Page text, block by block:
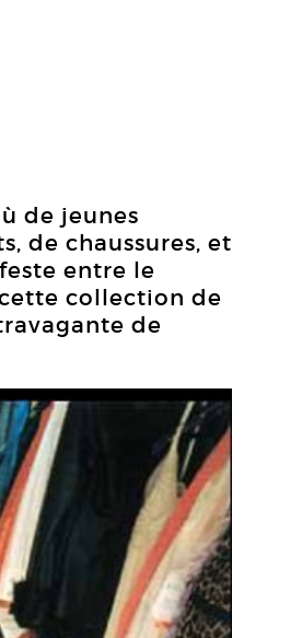
de jeunes
de chaussures, et
entre le
collection de
de